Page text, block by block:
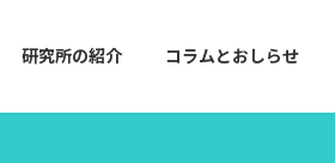
研究所の紹介 コラムとおしらせ